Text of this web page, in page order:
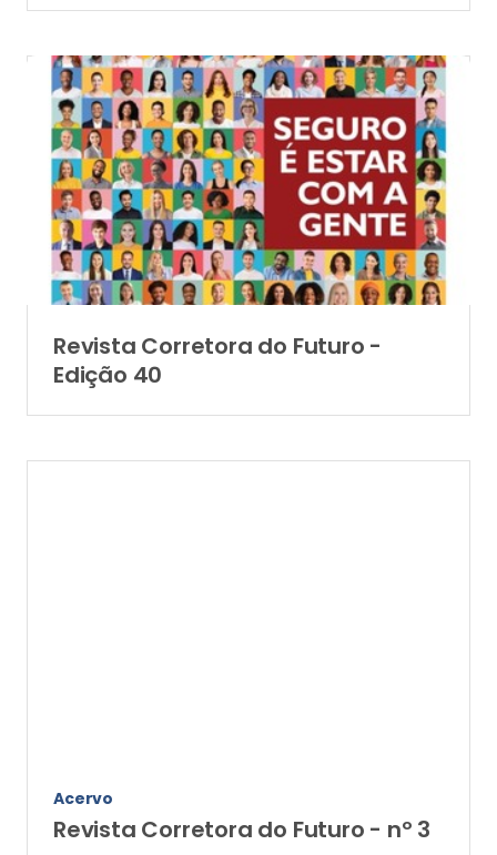
Revista Corretora do Futuro -
Edição 40